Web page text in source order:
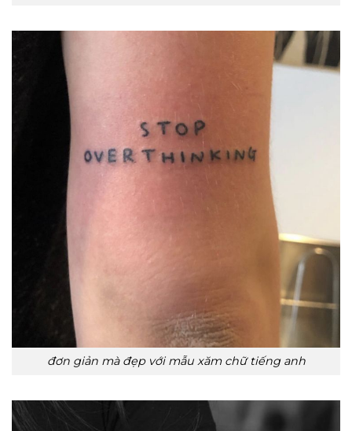
đơn giản mà đẹp với mẫu xăm chữ tiếng anh